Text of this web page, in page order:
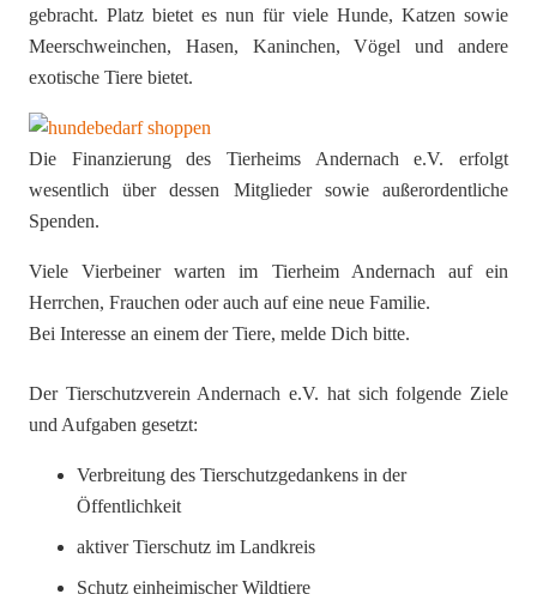
gebracht. Platz bietet es nun für viele Hunde, Katzen sowie
Meerschweinchen, Hasen, Kaninchen, Vögel und andere
exotische Tiere bietet.
Die Finanzierung des Tierheims Andernach e.V. erfolgt
wesentlich über dessen Mitglieder sowie außerordentliche
Spenden.
Viele Vierbeiner warten im Tierheim Andernach auf ein
Herrchen, Frauchen oder auch auf eine neue Familie.
Bei Interesse an einem der Tiere, melde Dich bitte.
Der Tierschutzverein Andernach e.V. hat sich folgende Ziele
und Aufgaben gesetzt:
Verbreitung des Tierschutzgedankens in der
Öffentlichkeit
aktiver Tierschutz im Landkreis
Schutz einheimischer Wildtiere